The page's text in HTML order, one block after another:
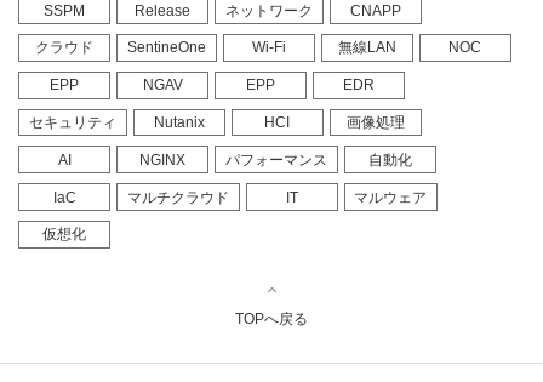
SSPM Release ネットワーク CNAPP
クラウド SentineOne Wi-Fi 無線LAN NOC
EPP NGAV EPP EDR
セキュリティ Nutanix HCI 画像処理
AI NGINX パフォーマンス 自動化
IaC マルチクラウド IT マルウェア
仮想化
TOPへ戻る